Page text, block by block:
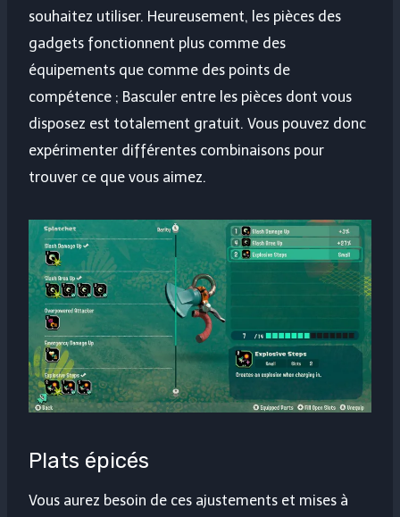
souhaitez utiliser. Heureusement, les pièces des
gadgets fonctionnent plus comme des
équipements que comme des points de
compétence ; Basculer entre les pièces dont vous
disposez est totalement gratuit. Vous pouvez donc
expérimenter différentes combinaisons pour
trouver ce que vous aimez.
Plats épicés
Vous aurez besoin de ces ajustements et mises à